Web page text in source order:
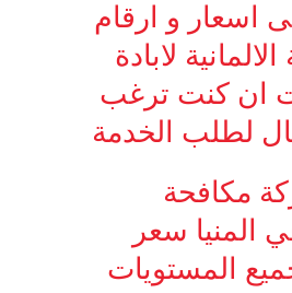
اسعار و ارقام
لابادة
ان كنت ترغب
لطلب الخدمة
مكافحة
سعر
المستويات